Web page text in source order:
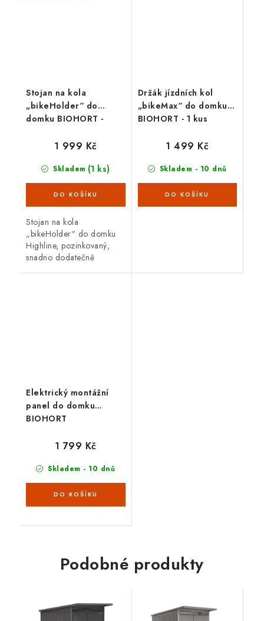
Stojan na kola
„bikeHolder“ do
domku BIOHORT -
Skladem (1 ks)
1 999 Kč
Stojan na kola
„bikeHolder“ do domku
Highline, pozinkovaný,
snadno dodatečně
Držák jízdních kol
„bikeMax“ do domku
BIOHORT - 1 kus
Skladem - 10 dnů
1 499 Kč
Elektrický montážní
panel do domku
BIOHORT
Skladem - 10 dnů
1 799 Kč
Podobné produkty